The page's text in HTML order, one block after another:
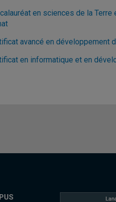
en sciences de la
avancé en développement
en informatique et en